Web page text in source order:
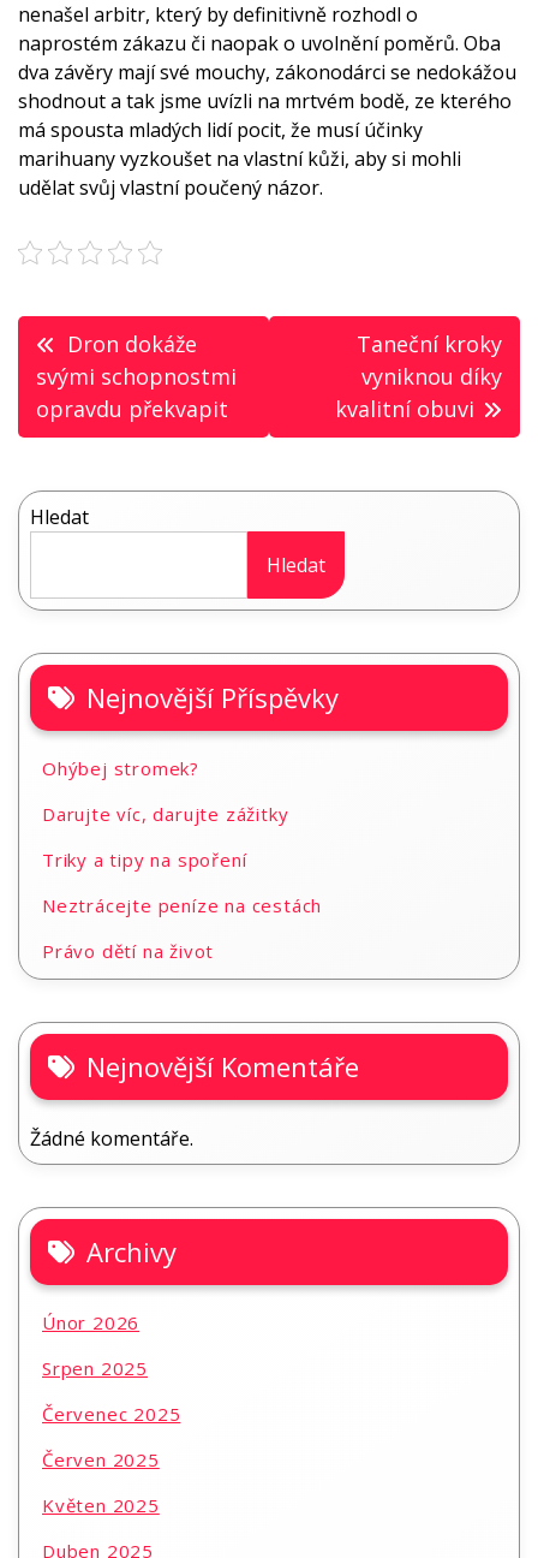
nenašel arbitr, který by definitivně rozhodl o
naprostém zákazu či naopak o uvolnění poměrů. Oba
dva závěry mají své mouchy, zákonodárci se nedokážou
shodnout a tak jsme uvízli na mrtvém bodě, ze kterého
má spousta mladých lidí pocit, že musí účinky
marihuany vyzkoušet na vlastní kůži, aby si mohli
udělat svůj vlastní poučený názor.
Navigace
pro
příspěvek
Dron dokáže
svými schopnostmi
opravdu překvapit
Taneční kroky
vyniknou díky
kvalitní obuvi
Hledat
Hledat
Nejnovější Příspěvky
Ohýbej stromek?
Darujte víc, darujte zážitky
Triky a tipy na spoření
Neztrácejte peníze na cestách
Právo dětí na život
Nejnovější Komentáře
Žádné komentáře.
Archivy
Únor 2026
Srpen 2025
Červenec 2025
Červen 2025
Květen 2025
Duben 2025